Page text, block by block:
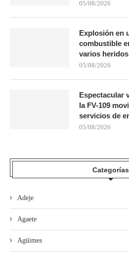
05/08/2026
Explosión en
combustible
varios
05/08/2026
Espectacular
la FV-109
servicios de
05/08/2026
Categorías
Adeje
Agaete
Agüimes